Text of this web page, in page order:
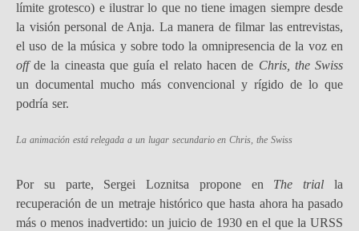
límite grotesco) e ilustrar lo que no tiene imagen siempre desde
la visión personal de Anja. La manera de filmar las entrevistas,
el uso de la música y sobre todo la omnipresencia de la voz en
offde la cineasta que guía el relato hacen de Chris, the Swiss
un documental mucho más convencional y rígido de lo que
podría ser.
La animación está relegada a un lugar secundario enChris, the Swiss
Por su parte, Sergei Loznitsa propone en The trial la
recuperación de un metraje histórico que hasta ahora ha pasado
más o menos inadvertido: un juicio de 1930 en el que la URSS